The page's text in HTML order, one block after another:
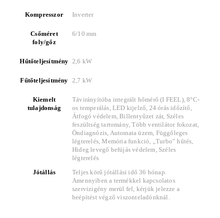
Kompresszor Inverter
Csőméret
foly/gőz
6/10 mm
Hűtőteljesítmény 2,6 kW
Fűtőteljesítmény 2,7 kW
Kiemelt
tulajdonság
Távirányítóba integrált hőmérő (I FEEL), 8°C-
os temperálás, LED kijelző, 24 órás időzítő,
Átfogó védelem, Billentyűzet zár, Széles
feszültség tartomány, Több ventilátor fokozat,
Öndiagnózis, Automata üzem, Függőleges
légterelés, Memória funkció, „Turbo” hűtés,
Hideg levegő befújás védelem, Széles
légterelés
Jótállás
Teljes körű jótállási idő 36 hónap.
Amennyiben a termékkel kapcsolatos
szervizigény merül fel, kérjük jelezze a
beépítést végző viszonteladónknál.